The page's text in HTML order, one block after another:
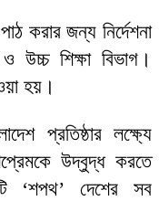
করার জন্য নির্দেশনা
ও উচ্চ শিক্ষা বিভাগ।
হয়।
প্রতিষ্ঠার লক্ষ্যে
উদ্বুদ্ধ করতে
‘শপথ’ দেশের সব